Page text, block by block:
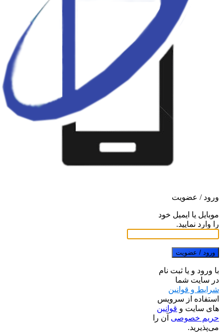
ورود / عضویت
موبایل یا ایمیل خود
را وارد نمایید.
ورود / عضویت
با ورود و یا ثبت نام
در سایت شما
شرایط و قوانین
استفاده از سرویس
های سایت و قوانین
حریم خصوصی آن را
می‌پذیرید.